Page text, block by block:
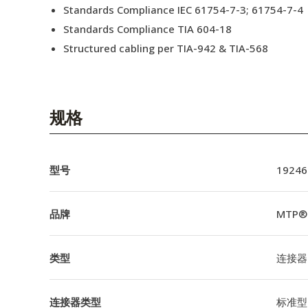
Standards Compliance IEC 61754-7-3; 61754-7-4
Standards Compliance TIA 604-18
Structured cabling per TIA-942 & TIA-568
规格
型号 19246
品牌
类型 连接器
连接器类型 标准型